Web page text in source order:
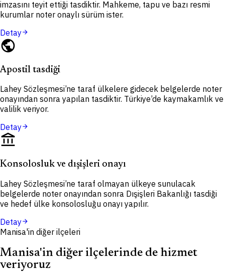
imzasını teyit ettiği tasdiktir. Mahkeme, tapu ve bazı resmi
kurumlar noter onaylı sürüm ister.
Detayarrow_forward
public
Apostil tasdiği
Lahey Sözleşmesi’ne taraf ülkelere gidecek belgelerde noter
onayından sonra yapılan tasdiktir. Türkiye’de kaymakamlık ve
valilik veriyor.
Detayarrow_forward
account_balance
Konsolosluk ve dışişleri onayı
Lahey Sözleşmesi’ne taraf olmayan ülkeye sunulacak
belgelerde noter onayından sonra Dışişleri Bakanlığı tasdiği
ve hedef ülke konsolosluğu onayı yapılır.
Detayarrow_forward
Manisa'in diğer ilçeleri
Manisa'in diğer ilçelerinde de hizmet
veriyoruz